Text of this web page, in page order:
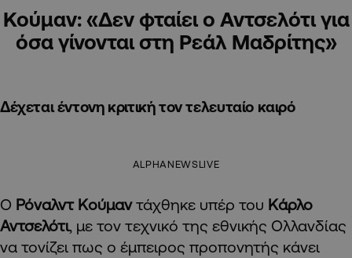
Κούμαν: «Δεν φταίει ο Αντσελότι για
όσα γίνονται στη Ρεάλ Μαδρίτης»
Δέχεται έντονη κριτική τον τελευταίο καιρό
ALPHANEWSLIVE
Ο Ρόναλντ Κούμαντάχθηκε υπέρ του Κάρλο
Αντσελότι, με τον τεχνικό της εθνικής Ολλανδίας
να τονίζει πως ο έμπειρος προπονητής κάνει